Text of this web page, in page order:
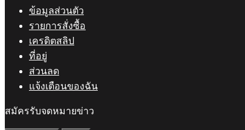
ข้อมูลส่วนตัว
รายการสั่งซื้อ
เครดิตสลิป
ที่อยู่
ส่วนลด
แจ้งเตือนของฉัน
สมัครรับจดหมายข่าว